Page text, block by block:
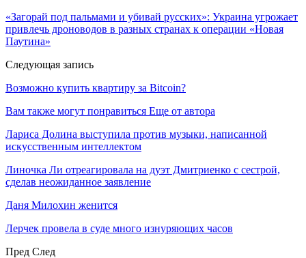
«Загорай под пальмами и убивай русских»: Украина угрожает
привлечь дроноводов в разных странах к операции «Новая
Паутина»
Следующая запись
Возможно купить квартиру за Bitcoin?
Вам также могут понравиться Еще от автора
Лариса Долина выступила против музыки, написанной
искусственным интеллектом
Линочка Ли отреагировала на дуэт Дмитриенко с сестрой,
сделав неожиданное заявление
Даня Милохин женится
Лерчек провела в суде много изнуряющих часов
Пред След